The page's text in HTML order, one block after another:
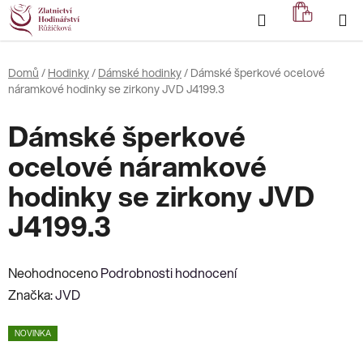
Přejít
na
obsah
Hledat
KOŠÍK
Domů / Hodinky/ Dámské hodinky/ Dámské šperkové ocelové
náramkové hodinky se zirkony JVD J4199.3
Dámské šperkové
ocelové náramkové
hodinky se zirkony JVD
J4199.3
Průměrné
hodnocení
je
NeohodnocenoPodrobnosti hodnocení
Značka:JVD
NOVINKA